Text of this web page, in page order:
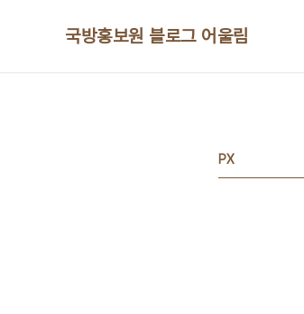
국방홍보원 블로그 어울림
PX